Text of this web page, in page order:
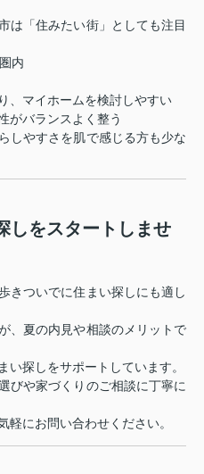
は「住みたい街」としても注目
内
、マイホームを検討しやすい
がバランスよく整う
しやすさを肌で感じる方も少な
しをスタートしませ
きついでに住まい探しにも適し
、夏の内見や相談のメリットで
い探しをサポートしています。
びや家づくりのご相談に丁寧に
軽にお問い合わせください。